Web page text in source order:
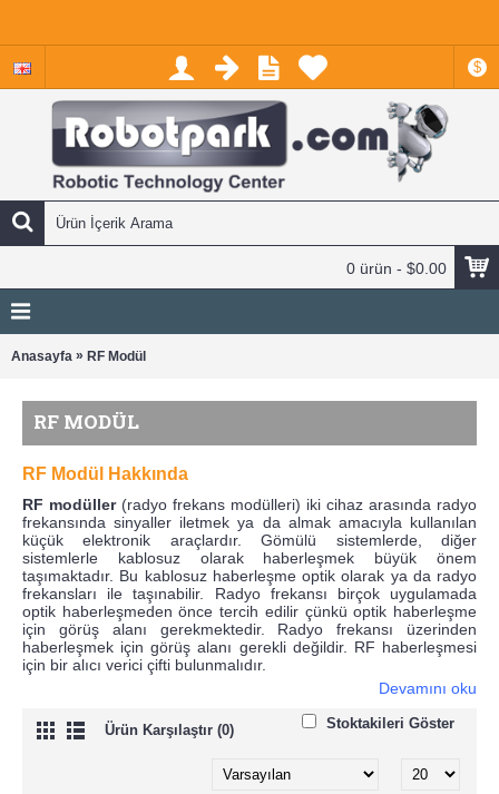
$
0 ürün - $0.00
Anasayfa » RF Modül
RF MODÜL
RF Modül Hakkında
RF modüller(radyo frekans modülleri) iki cihaz arasında radyo
frekansında sinyaller iletmek ya da almak amacıyla kullanılan
küçük elektronik araçlardır. Gömülü sistemlerde, diğer
sistemlerle kablosuz olarak haberleşmek büyük önem
taşımaktadır. Bu kablosuz haberleşme optik olarak ya da radyo
frekansları ile taşınabilir. Radyo frekansı birçok uygulamada
optik haberleşmeden önce tercih edilir çünkü optik haberleşme
için görüş alanı gerekmektedir. Radyo frekansı üzerinden
haberleşmek için görüş alanı gerekli değildir. RF haberleşmesi
için bir alıcı verici çifti bulunmalıdır.
Devamını oku
Ürün Karşılaştır (0) Stoktakileri Göster